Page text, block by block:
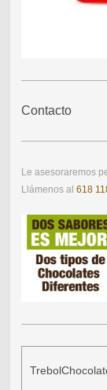
Contacto
Le asesoraremos
Llámenos al 618